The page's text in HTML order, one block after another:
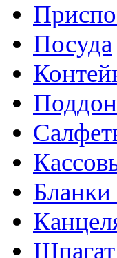
Посуда
Шпагат